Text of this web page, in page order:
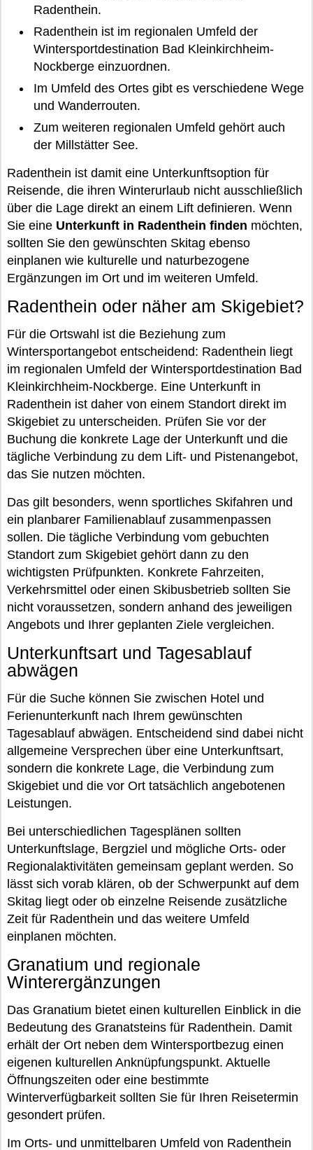
Radenthein.
Radenthein ist im regionalen Umfeld der
Wintersportdestination Bad Kleinkirchheim-
Nockberge einzuordnen.
Im Umfeld des Ortes gibt es verschiedene Wege
und Wanderrouten.
Zum weiteren regionalen Umfeld gehört auch
der Millstätter See.
Radenthein ist damit eine Unterkunftsoption für
Reisende, die ihren Winterurlaub nicht ausschließlich
über die Lage direkt an einem Lift definieren. Wenn
Sie eine Unterkunft in Radenthein finden möchten,
sollten Sie den gewünschten Skitag ebenso
einplanen wie kulturelle und naturbezogene
Ergänzungen im Ort und im weiteren Umfeld.
Radenthein oder näher am Skigebiet?
Für die Ortswahl ist die Beziehung zum
Wintersportangebot entscheidend: Radenthein liegt
im regionalen Umfeld der Wintersportdestination Bad
Kleinkirchheim-Nockberge. Eine Unterkunft in
Radenthein ist daher von einem Standort direkt im
Skigebiet zu unterscheiden. Prüfen Sie vor der
Buchung die konkrete Lage der Unterkunft und die
tägliche Verbindung zu dem Lift- und Pistenangebot,
das Sie nutzen möchten.
Das gilt besonders, wenn sportliches Skifahren und
ein planbarer Familienablauf zusammenpassen
sollen. Die tägliche Verbindung vom gebuchten
Standort zum Skigebiet gehört dann zu den
wichtigsten Prüfpunkten. Konkrete Fahrzeiten,
Verkehrsmittel oder einen Skibusbetrieb sollten Sie
nicht voraussetzen, sondern anhand des jeweiligen
Angebots und Ihrer geplanten Ziele vergleichen.
Unterkunftsart und Tagesablauf
abwägen
Für die Suche können Sie zwischen Hotel und
Ferienunterkunft nach Ihrem gewünschten
Tagesablauf abwägen. Entscheidend sind dabei nicht
allgemeine Versprechen über eine Unterkunftsart,
sondern die konkrete Lage, die Verbindung zum
Skigebiet und die vor Ort tatsächlich angebotenen
Leistungen.
Bei unterschiedlichen Tagesplänen sollten
Unterkunftslage, Bergziel und mögliche Orts- oder
Regionalaktivitäten gemeinsam geplant werden. So
lässt sich vorab klären, ob der Schwerpunkt auf dem
Skitag liegt oder ob einzelne Reisende zusätzliche
Zeit für Radenthein und das weitere Umfeld
einplanen möchten.
Granatium und regionale
Winterergänzungen
Das Granatium bietet einen kulturellen Einblick in die
Bedeutung des Granatsteins für Radenthein. Damit
erhält der Ort neben dem Wintersportbezug einen
eigenen kulturellen Anknüpfungspunkt. Aktuelle
Öffnungszeiten oder eine bestimmte
Winterverfügbarkeit sollten Sie für Ihren Reisetermin
gesondert prüfen.
Im Orts- und unmittelbaren Umfeld von Radenthein